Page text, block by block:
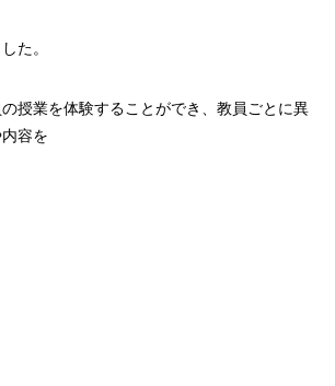
た。
授業を体験することができ、教員ごとに異
容を